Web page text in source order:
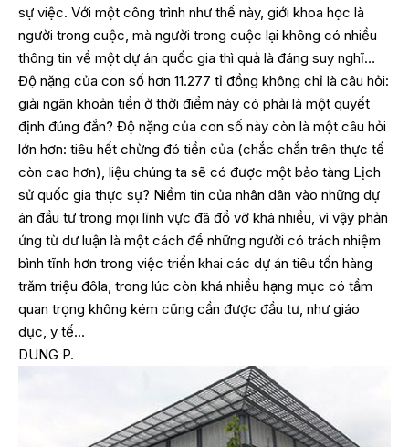
sự việc. Với một công trình như thế này, giới khoa học là
người trong cuộc, mà người trong cuộc lại không có nhiều
thông tin về một dự án quốc gia thì quả là đáng suy nghĩ…
Độ nặng của con số hơn 11.277 tỉ đồng không chỉ là câu hỏi:
giải ngân khoản tiền ở thời điểm này có phải là một quyết
định đúng đắn? Độ nặng của con số này còn là một câu hỏi
lớn hơn: tiêu hết chừng đó tiền của (chắc chắn trên thực tế
còn cao hơn), liệu chúng ta sẽ có được một bảo tàng Lịch
sử quốc gia thực sự? Niềm tin của nhân dân vào những dự
án đầu tư trong mọi lĩnh vực đã đổ vỡ khá nhiều, vì vậy phản
ứng từ dư luận là một cách để những người có trách nhiệm
bình tĩnh hơn trong việc triển khai các dự án tiêu tốn hàng
trăm triệu đôla, trong lúc còn khá nhiều hạng mục có tầm
quan trọng không kém cũng cần được đầu tư, như giáo
dục, y tế…
DUNG P.